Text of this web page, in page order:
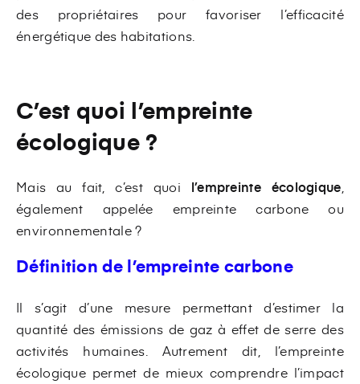
des propriétaires pour favoriser l’efficacité
énergétique des habitations.
C’est quoi l’empreinte
écologique ?
Mais au fait, c’est quoi l’empreinte écologique
également appelée empreinte carbone ou
environnementale ?
Définition de l’empreinte carbone
Il s’agit d’une mesure permettant d’estimer la
quantité des émissions de gaz à effet de serre des
activités humaines. Autrement dit, l’empreinte
écologique permet de mieux comprendre l’impact